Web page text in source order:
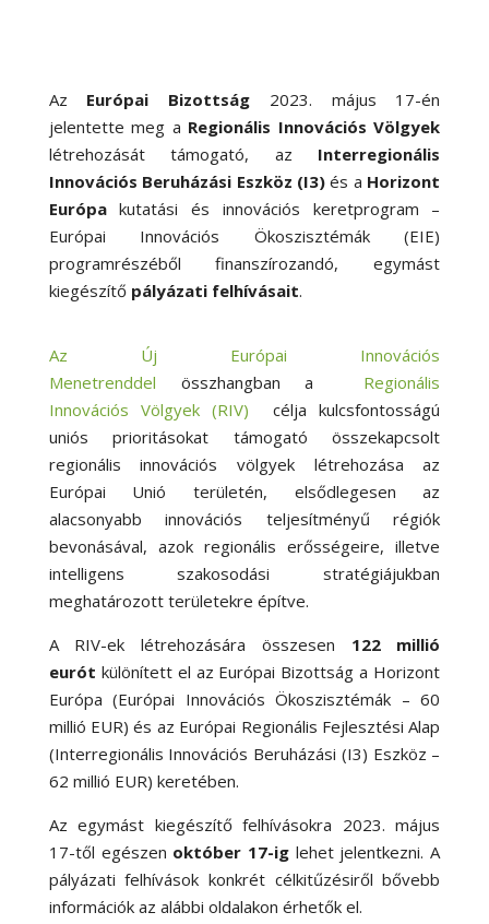
Az Európai Bizottság 2023. május 17-én
jelentette meg a Regionális Innovációs Völgyek
létrehozását támogató, az Interregionális
Innovációs Beruházási Eszköz (I3) és a Horizont
Európakutatási és innovációs keretprogram –
Európai Innovációs Ökoszisztémák (EIE)
programrészéből finanszírozandó, egymást
kiegészítő pályázati felhívásait.
Az Új Európai Innovációs
Menetrenddel összhangban a Regionális
Innovációs Völgyek (RIV)
célja kulcsfontosságú
uniós prioritásokat támogató összekapcsolt
regionális innovációs völgyek létrehozása az
Európai Unió területén, elsődlegesen az
alacsonyabb innovációs teljesítményű régiók
bevonásával, azok regionális erősségeire, illetve
intelligens szakosodási stratégiájukban
meghatározott területekre építve.
A RIV-ek létrehozására összesen
122 millió
eurót különített el az Európai Bizottság a Horizont
Európa (Európai Innovációs Ökoszisztémák – 60
millió EUR) és az Európai Regionális Fejlesztési Alap
(Interregionális Innovációs Beruházási (I3) Eszköz –
62 millió EUR) keretében.
Az egymást kiegészítő felhívásokra 2023. május
17-től egészen október 17-ig lehet jelentkezni. A
pályázati felhívások konkrét célkitűzésiről bővebb
információk az alábbi oldalakon érhetők el.